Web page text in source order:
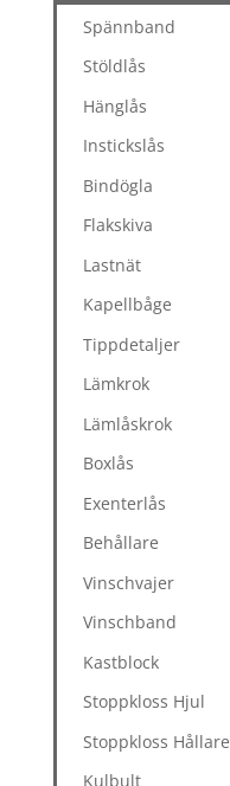
Spännband
Stöldlås
Hänglås
Instickslås
Bindögla
Flakskiva
Lastnät
Kapellbåge
Tippdetaljer
Lämkrok
Lämlåskrok
Boxlås
Exenterlås
Behållare
Vinschvajer
Vinschband
Kastblock
Stoppkloss Hjul
Stoppkloss Hållare
Kulbult